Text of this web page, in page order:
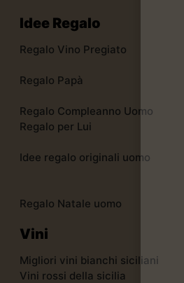
Idee Regalo
Regalo Vino Pregiato
Regalo Papà
Regalo Compleanno Uomo
Regalo per Lui
Idee regalo originali uomo
Regalo Natale uomo
Vini
Migliori vini bianchi siciliani
Vini rossi della sicilia